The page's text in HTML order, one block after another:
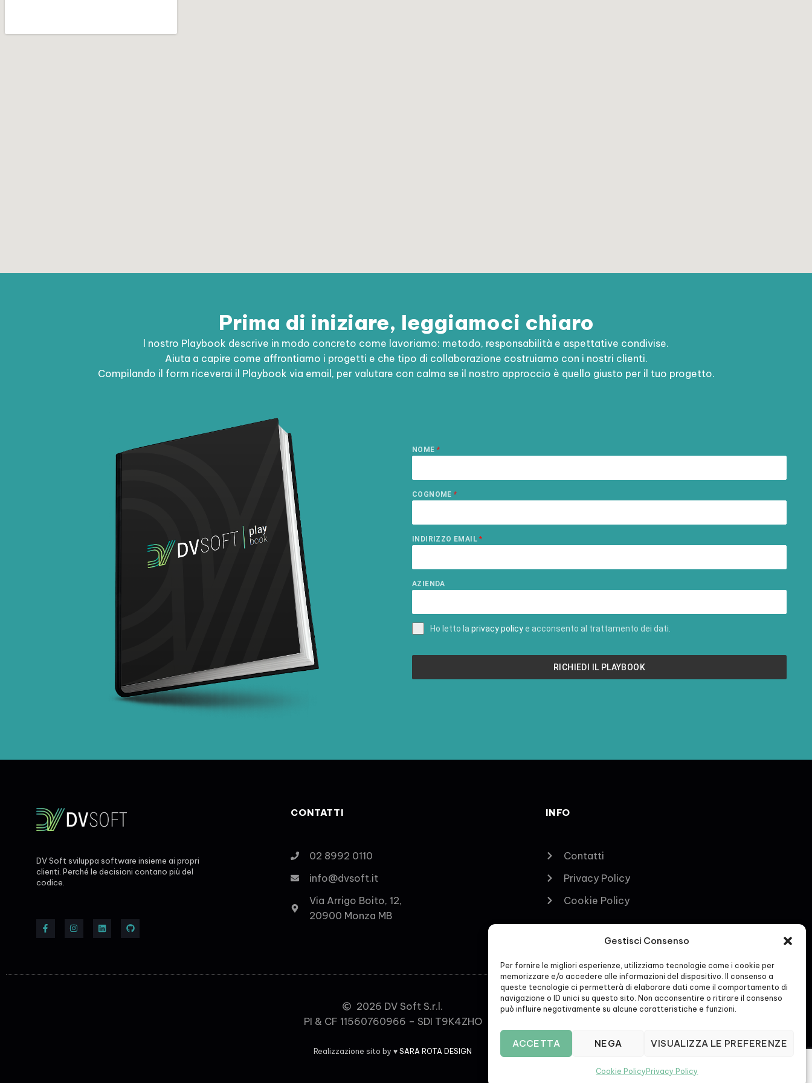
Gestisci Consenso
Per fornire le migliori esperienze, utilizziamo tecnologie come i cookie per
memorizzare e/o accedere alle informazioni del dispositivo. Il consenso a
queste tecnologie ci permetterà di elaborare dati come il comportamento di
navigazione o ID unici su questo sito. Non acconsentire o ritirare il consenso
può influire negativamente su alcune caratteristiche e funzioni.
ACCETTA NEGA VISUALIZZA LE PREFERENZE
Cookie Policy Privacy Policy
Prima di iniziare, leggiamoci chiaro
l nostro Playbook descrive in modo concreto come lavoriamo: metodo, responsabilità e aspettative condivise.
Aiuta a capire come affrontiamo i progetti e che tipo di collaborazione costruiamo con i nostri clienti.
Compilando il form riceverai il Playbook via email, per valutare con calma se il nostro approccio è quello giusto per il tuo progetto.
NOME *
COGNOME*
INDIRIZZO EMAIL*
AZIENDA
Ho letto la privacy policye acconsento al trattamento dei dati.
RICHIEDI IL PLAYBOOK
DV Soft sviluppa software insieme ai propri
clienti. Perché le decisioni contano più del
codice.
CONTATTI
02 8992 0110
info@dvsoft.it
Via Arrigo Boito, 12,
20900 Monza MB
INFO
Contatti
Privacy Policy
Cookie Policy
2026 DV Soft S.r.l.
PI & CF 11560760966 – SDI T9K4ZHO
Realizzazione sito by ♥ SARA ROTA DESIGN